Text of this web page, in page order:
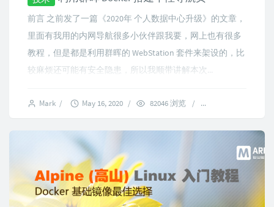
前言 之前发了一篇《2020年 个人数据中心升级》的文章，
里面有我用的内网导航很多小伙伴跟我要，网上也有很多
教程，但是都是利用群晖的 WebStation 套件来架设的，比
较麻烦还可能有安全隐患，所以我顺带讲解本次...
Mark / May 16, 2020 / 82046 浏览 /